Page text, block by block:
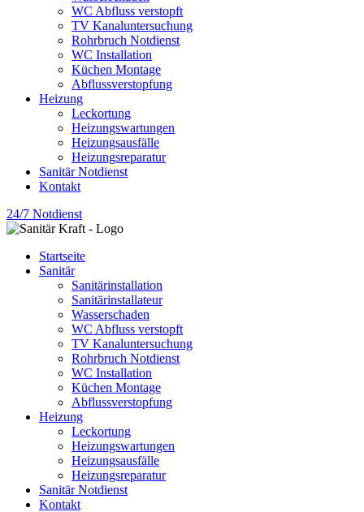
WC Abfluss verstopft
TV Kanaluntersuchung
Rohrbruch Notdienst
WC Installation
Küchen Montage
Abflussverstopfung
Heizung
Leckortung
Heizungswartungen
Heizungsausfälle
Heizungsreparatur
Sanitär Notdienst
Kontakt
24/7 Notdienst
Startseite
Sanitär
Sanitärinstallation
Sanitärinstallateur
Wasserschaden
WC Abfluss verstopft
TV Kanaluntersuchung
Rohrbruch Notdienst
WC Installation
Küchen Montage
Abflussverstopfung
Heizung
Leckortung
Heizungswartungen
Heizungsausfälle
Heizungsreparatur
Sanitär Notdienst
Kontakt